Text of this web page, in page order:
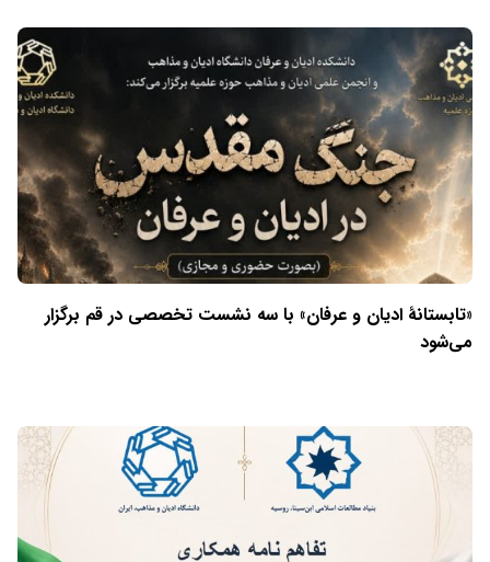
«تابستانهٔ ادیان و عرفان» با سه نشست تخصصی در قم برگزار
می‌شود